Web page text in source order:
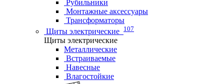
Рубильники
Монтажные аксессуары
Трансформаторы
Щиты электрические 107
Щиты электрические
Металлические
Встраиваемые
Навесные
Влагостойкие